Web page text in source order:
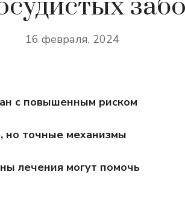
16 февраля, 2024
с повышенным риском
но точные механизмы
лечения могут помочь